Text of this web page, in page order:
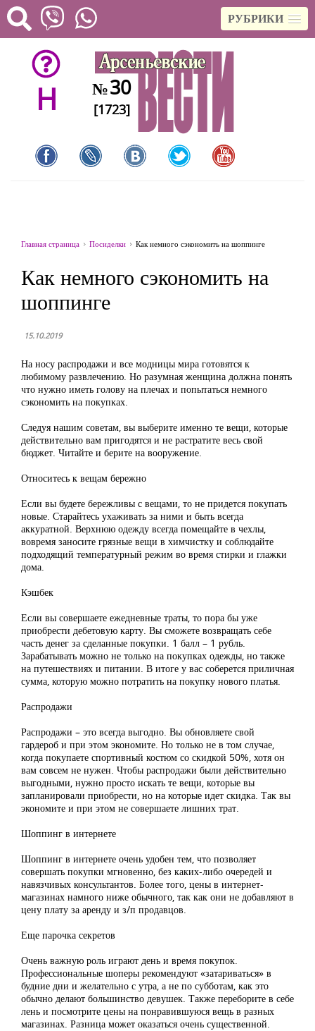
РУБРИКИ
H №30
[1723]
Главная страница Посиделки Как немного сэкономить на шоппинге
Как немного сэкономить на
шоппинге
15.10.2019
На носу распродажи и все модницы мира готовятся к
любимому развлечению. Но разумная женщина должна понять
что нужно иметь голову на плечах и попытаться немного
сэкономить на покупках.
Следуя нашим советам, вы выберите именно те вещи, которые
действительно вам пригодятся и не растратите весь свой
бюджет. Читайте и берите на вооружение.
Относитесь к вещам бережно
Если вы будете бережливы с вещами, то не придется покупать
новые. Старайтесь ухаживать за ними и быть всегда
аккуратной. Верхнюю одежду всегда помещайте в чехлы,
вовремя заносите грязные вещи в химчистку и соблюдайте
подходящий температурный режим во время стирки и глажки
дома.
Кэшбек
Если вы совершаете ежедневные траты, то пора бы уже
приобрести дебетовую карту. Вы сможете возвращать себе
часть денег за сделанные покупки. 1 балл – 1 рубль.
Зарабатывать можно не только на покупках одежды, но также
на путешествиях и питании. В итоге у вас соберется приличная
сумма, которую можно потратить на покупку нового платья.
Распродажи
Распродажи – это всегда выгодно. Вы обновляете свой
гардероб и при этом экономите. Но только не в том случае,
когда покупаете спортивный костюм со скидкой 50%, хотя он
вам совсем не нужен. Чтобы распродажи были действительно
выгодными, нужно просто искать те вещи, которые вы
запланировали приобрести, но на которые идет скидка. Так вы
экономите и при этом не совершаете лишних трат.
Шоппинг в интернете
Шоппинг в интернете очень удобен тем, что позволяет
совершать покупки мгновенно, без каких-либо очередей и
навязчивых консультантов. Более того, цены в интернет-
магазинах намного ниже обычного, так как они не добавляют в
цену плату за аренду и з/п продавцов.
Еще парочка секретов
Очень важную роль играют день и время покупок.
Профессиональные шоперы рекомендуют «затариваться» в
будние дни и желательно с утра, а не по субботам, как это
обычно делают большинство девушек. Также переборите в себе
лень и посмотрите цены на понравившуюся вещь в разных
магазинах. Разница может оказаться очень существенной.